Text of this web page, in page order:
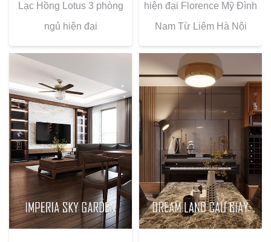
Lạc Hồng Lotus 3 phòng
ngủ hiện đại
hiện đại Florence Mỹ Đình
Nam Từ Liêm Hà Nội